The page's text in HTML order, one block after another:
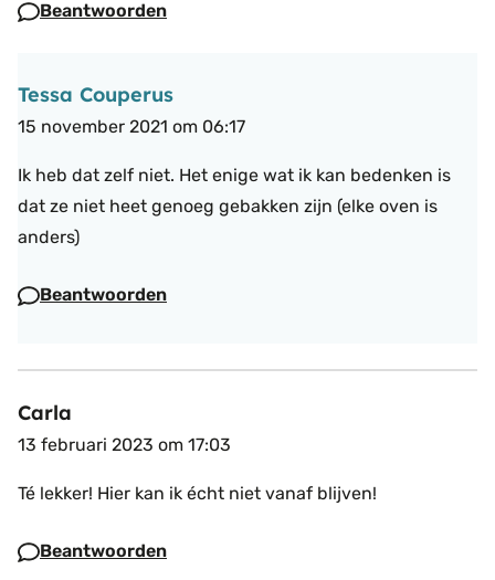
Beantwoorden
Tessa Couperus
15 november 2021 om 06:17
Ik heb dat zelf niet. Het enige wat ik kan bedenken is
dat ze niet heet genoeg gebakken zijn (elke oven is
anders)
Beantwoorden
Carla
13 februari 2023 om 17:03
Té lekker! Hier kan ik écht niet vanaf blijven!
Beantwoorden